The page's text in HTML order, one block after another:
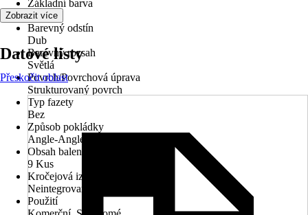
Základní barva
Dřevo
Barevný odstín
Dub
Barevný rozsah
Světlá
Povrch/Povrchová úprava
Strukturovaný povrch
Typ fazety
Bez
Způsob pokládky
Angle-Angle
Obsah balení
9 Kus
Kročejová izolace
Neintegrované
Použití
Zobrazit více
Datové listy
Přeskočit oblast